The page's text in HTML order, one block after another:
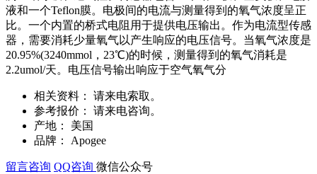
液和一个Teflon膜。电极间的电流与测量得到的氧气浓度呈正
比。一个内置的桥式电阻用于提供电压输出。作为电流型传感
器，需要消耗少量氧气以产生响应的电压信号。当氧气浓度是
20.95%(3240mmol，23℃)的时候，测量得到的氧气消耗是
2.2umol/天。电压信号输出响应于空气氧气分
相关资料：
请来电索取。
参考报价：
请来电咨询。
产地：
美国
品牌：
Apogee
留言咨询 QQ咨询 微信公众号